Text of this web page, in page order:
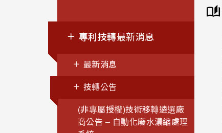
專利技轉最新消息
最新消息
技轉公告
(非專屬授權)技術移轉遴選廠
商公告 – 自動化廢水濃縮處理